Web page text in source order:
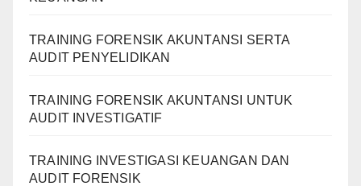
TRAINING FORENSIK AKUNTANSI SERTA
AUDIT PENYELIDIKAN
TRAINING FORENSIK AKUNTANSI UNTUK
AUDIT INVESTIGATIF
TRAINING INVESTIGASI KEUANGAN DAN
AUDIT FORENSIK